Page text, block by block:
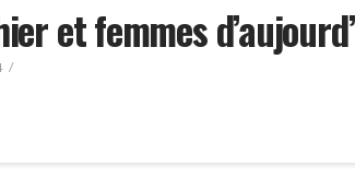
et femmes